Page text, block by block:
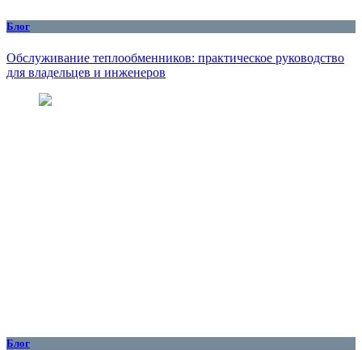
Блог
Обслуживание теплообменников: практическое руководство
для владельцев и инженеров
Блог